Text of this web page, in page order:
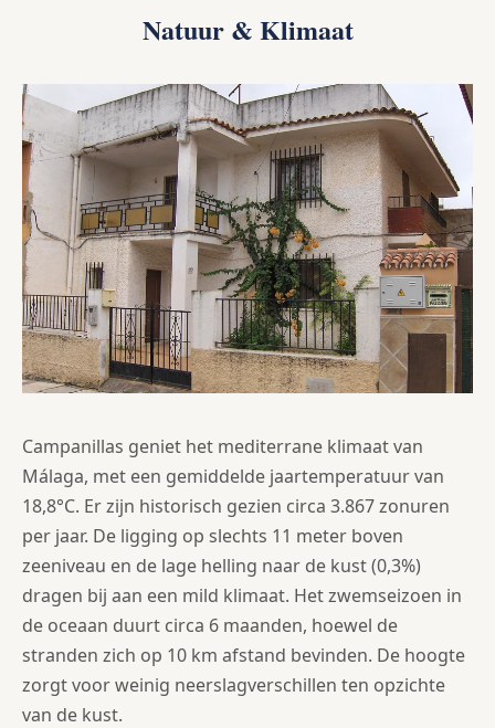
Natuur & Klimaat
Campanillas geniet het mediterrane klimaat van
Málaga, met een gemiddelde jaartemperatuur van
18,8°C. Er zijn historisch gezien circa 3.867 zonuren
per jaar. De ligging op slechts 11 meter boven
zeeniveau en de lage helling naar de kust (0,3%)
dragen bij aan een mild klimaat. Het zwemseizoen in
de oceaan duurt circa 6 maanden, hoewel de
stranden zich op 10 km afstand bevinden. De hoogte
zorgt voor weinig neerslagverschillen ten opzichte
van de kust.